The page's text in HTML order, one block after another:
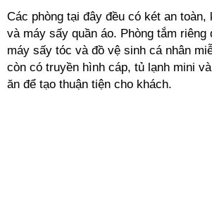
Các phòng tại đây đều có két an toàn,
và máy sấy quần áo. Phòng tắm riêng
máy sấy tóc và đồ vệ sinh cá nhân
còn có truyền hình cáp, tủ lạnh mini
ăn để tạo thuận tiện cho khách.